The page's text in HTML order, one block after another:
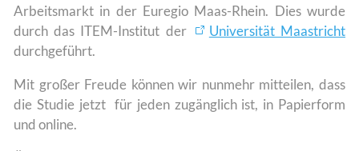
Arbeitsmarkt in der Euregio Maas-Rhein. Dies wurde
durch das ITEM-Institut der
Universität Maastricht
durchgeführt.
Mit großer Freude können wir nunmehr mitteilen, dass
die Studie jetzt für jeden zugänglich ist, in Papierform
und online.